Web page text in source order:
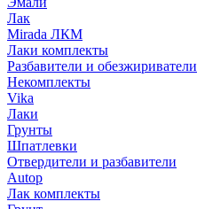
Лак
Mirada ЛКМ
Лаки комплекты
Разбавители и обезжириватели
Некомплекты
Vika
Лаки
Грунты
Шпатлевки
Отвердители и разбавители
Autop
Лак комплекты